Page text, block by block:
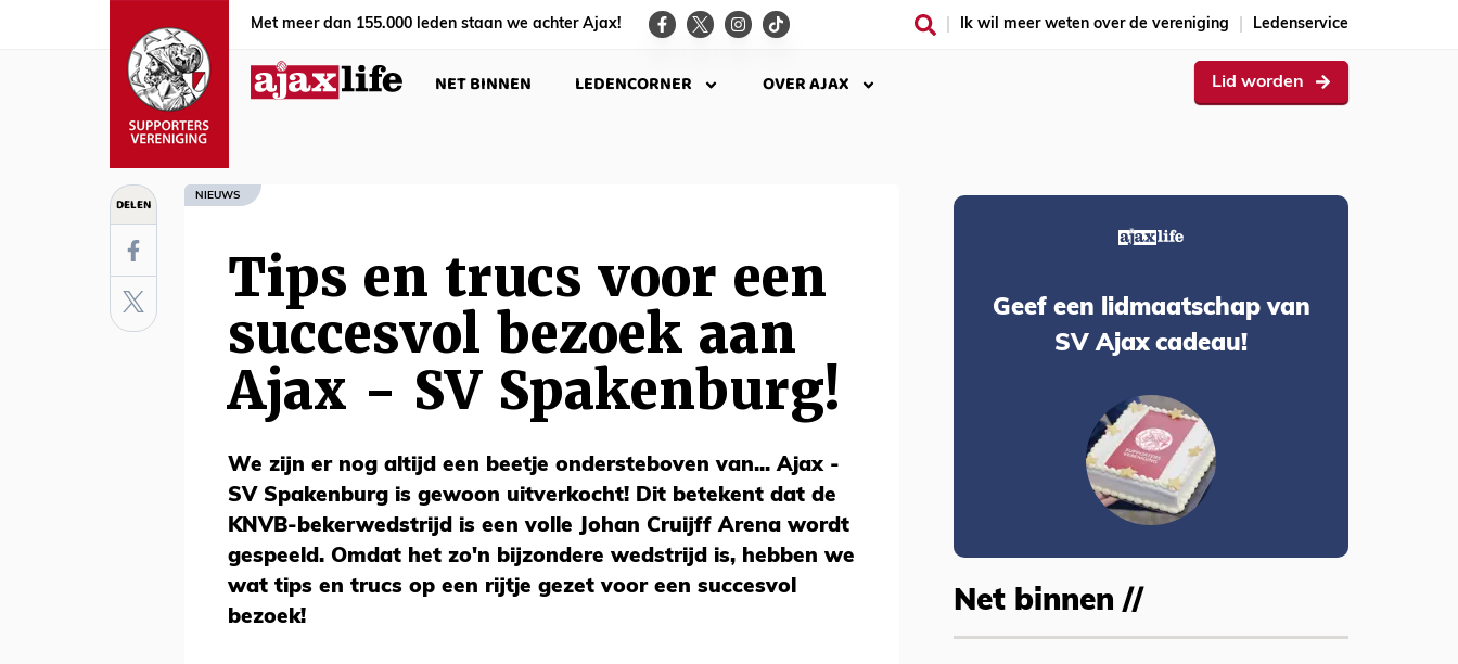
Met meer dan 155.000 leden staan we achter Ajax! Ik wil meer weten over de vereniging Ledenservice
NET BINNEN LEDENCORNER OVER AJAX Lid worden
DELEN NIEUWS
Tips en trucs voor een
succesvol bezoek aan
Ajax - SV Spakenburg!
We zijn er nog altijd een beetje ondersteboven van... Ajax -
SV Spakenburg is gewoon uitverkocht! Dit betekent dat de
KNVB-bekerwedstrijd is een volle Johan Cruijff Arena wordt
gespeeld. Omdat het zo'n bijzondere wedstrijd is, hebben we
wat tips en trucs op een rijtje gezet voor een succesvol
bezoek!
Geef een lidmaatschap van
SV Ajax cadeau!
Net binnen //